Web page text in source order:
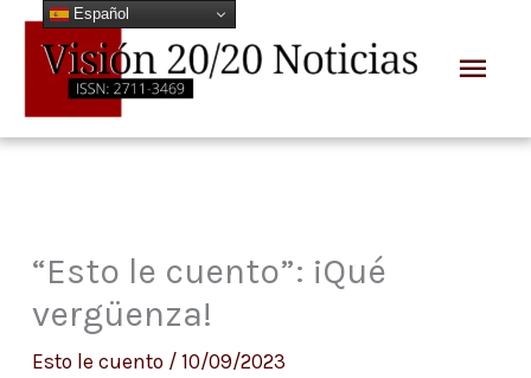
contenido
“Esto le cuento”: ¡Qué
vergüenza!
Esto le cuento / 10/09/2023
Español